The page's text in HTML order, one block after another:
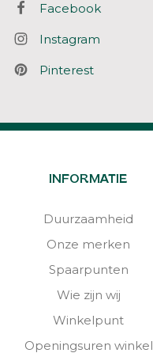
Facebook
Instagram
Pinterest
INFORMATIE
Duurzaamheid
Onze merken
Spaarpunten
Wie zijn wij
Winkelpunt
Openingsuren winkel